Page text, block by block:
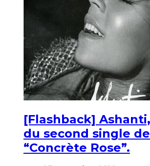
[Flashback]
du second single de
“Concrète Rose”.